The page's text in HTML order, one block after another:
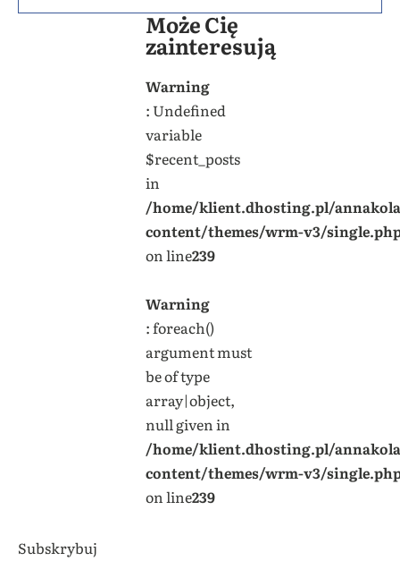
Może Cię
zainteresują
Warning
: Undefined
variable
$recent_posts
in
/home/klient.dhosting.pl/
content/themes/wrm-v3/
on line239
Warning
: foreach()
argument must
be of type
array|object,
null given in
/home/klient.dhosting.pl/
content/themes/wrm-v3/
on line239
Subskrybuj